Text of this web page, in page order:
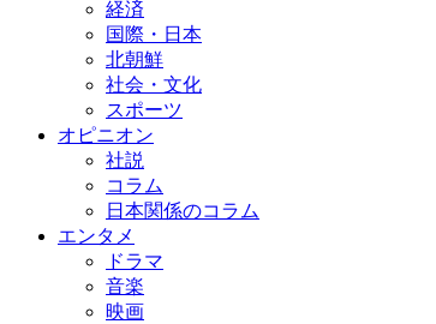
経済
国際・日本
北朝鮮
社会・文化
スポーツ
オピニオン
社説
コラム
日本関係のコラム
エンタメ
ドラマ
音楽
映画